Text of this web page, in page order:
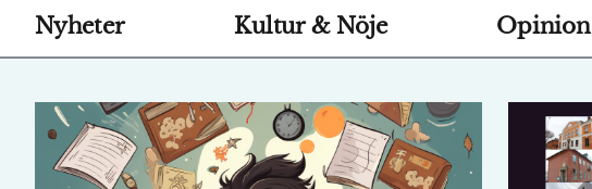
Nyheter Kultur & Nöje Opinion